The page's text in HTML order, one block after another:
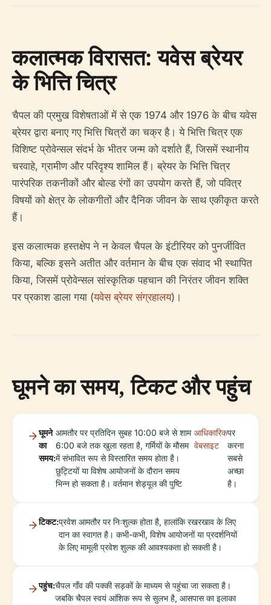
कलात्मक विरासत: यवेस ब्रेयर
के भित्ति चित्र
चैपल की प्रमुख विशेषताओं में से एक 1974 और 1976 के बीच यवेस
ब्रेयर द्वारा बनाए गए भित्ति चित्रों का चक्र है। ये भित्ति चित्र एक
विशिष्ट प्रोवेन्सल संदर्भ के भीतर जन्म को दर्शाते हैं, जिसमें स्थानीय
चरवाहे, ग्रामीण और परिदृश्य शामिल हैं। ब्रेयर के भित्ति चित्र
पारंपरिक तकनीकों और बोल्ड रंगों का उपयोग करते हैं, जो पवित्र
विषयों को क्षेत्र के लोकगीतों और दैनिक जीवन के साथ एकीकृत करते
हैं।
इस कलात्मक हस्तक्षेप ने न केवल चैपल के इंटीरियर को पुनर्जीवित
किया, बल्कि इसने अतीत और वर्तमान के बीच एक संवाद भी स्थापित
किया, जिसमें प्रोवेन्सल सांस्कृतिक पहचान की निरंतर जीवन शक्ति
पर प्रकाश डाला गया (यवेस ब्रेयर संग्रहालय)।
घूमने का समय, टिकट और पहुंच
घूमने
का
समय:
आमतौर पर प्रतिदिन सुबह 10:00 बजे से शाम
6:00 बजे तक खुला रहता है, गर्मियों के मौसम
में संभावित रूप से विस्तारित समय होता है।
छुट्टियों या विशेष आयोजनों के दौरान समय
भिन्न हो सकता है। वर्तमान शेड्यूल की पुष्टि
आधिकारिक
वेबसाइट
पर
करना
सबसे
अच्छा
है।
टिकट:प्रवेश आमतौर पर निःशुल्क होता है, हालांकि रखरखाव के लिए
दान का स्वागत है। कभी-कभी, विशेष आयोजनों या प्रदर्शनियों
के लिए मामूली प्रवेश शुल्क की आवश्यकता हो सकती है।
पहुंच:चैपल गाँव की पक्की सड़कों के माध्यम से पहुंचा जा सकता है।
जबकि चैपल स्वयं आंशिक रूप से सुलभ है, आसपास का इलाका